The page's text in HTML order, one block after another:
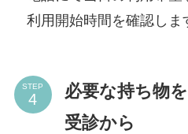
利用開始時間を確認しま
STEP
必要な持ち物
受診から